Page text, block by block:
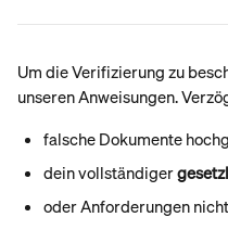
Um die Verifizierung zu
unseren Anweisungen.
falsche Dokumente
dein vollständiger
oder Anforderungen